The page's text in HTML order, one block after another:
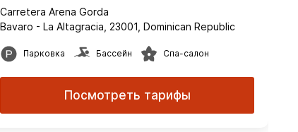
Carretera Arena Gorda
Bavaro - La Altagracia, 23001, Dominican Republic
Парковка Бассейн Спа-салон
Посмотреть тарифы